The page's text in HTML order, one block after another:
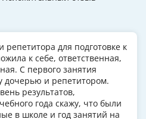
репетитора для подготовке к
к себе, ответственная,
С первого занятия
дочерью и репетитором.
результатов,
года скажу, что были
в школе и год занятий на